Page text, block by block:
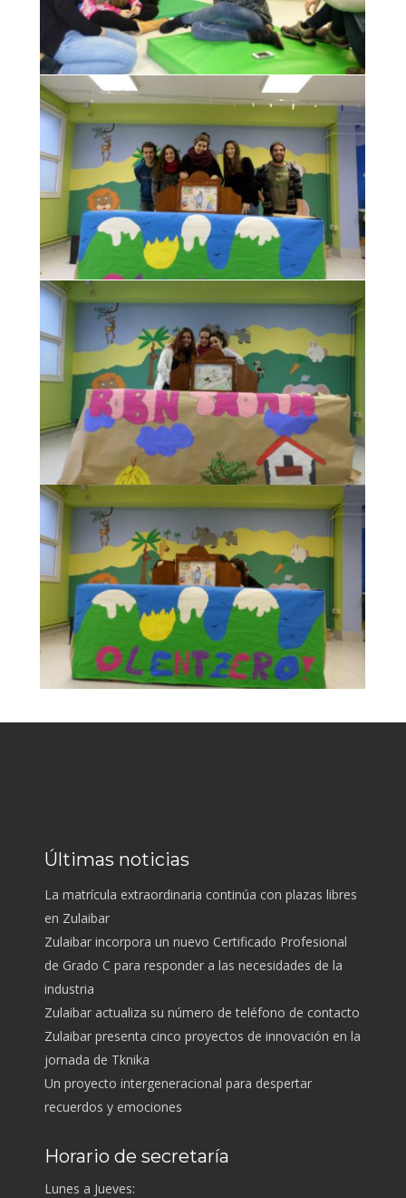
Últimas noticias
La matrícula extraordinaria continúa con plazas libres
en Zulaibar
Zulaibar incorpora un nuevo Certificado Profesional
de Grado C para responder a las necesidades de la
industria
Zulaibar actualiza su número de teléfono de contacto
Zulaibar presenta cinco proyectos de innovación en la
jornada de Tknika
Un proyecto intergeneracional para despertar
recuerdos y emociones
Horario de secretaría
Lunes a Jueves: